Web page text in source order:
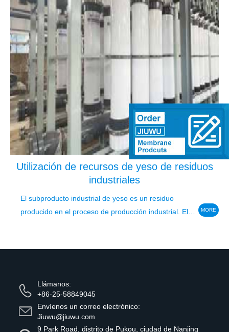
Utilización de recursos de yeso de residuos
industriales
El subproducto industrial de yeso es un residuo
producido en el proceso de producción industrial. El
recursos es el principal...
MORE
Llámanos:
+86-25-58849045
Envíenos un correo electrónico:
Jiuwu@jiuwu.com
9 Park Road, distrito de Pukou, ciudad de Nanjing